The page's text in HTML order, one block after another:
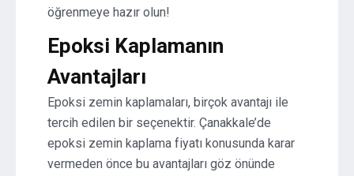
öğrenmeye hazır olun!
Epoksi Kaplamanın
Avantajları
Epoksi zemin kaplamaları, birçok avantajı ile
tercih edilen bir seçenektir. Çanakkale’de
epoksi zemin kaplama fiyatı konusunda karar
vermeden önce bu avantajları göz önünde